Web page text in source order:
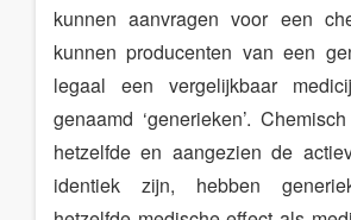
kunnen aanvragen voor een
kunnen producenten van een
legaal een vergelijkbaar
genaamd ‘generieken’.
hetzelfde en aangezien de
identiek zijn, hebben